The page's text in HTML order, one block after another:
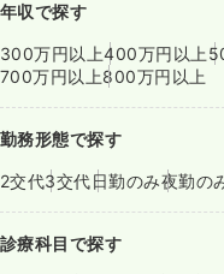
年収で探す
300万円以上400万円以上
700万円以上800万円以上
勤務形態で探す
2交代3交代日勤のみ夜勤の
診療科目で探す